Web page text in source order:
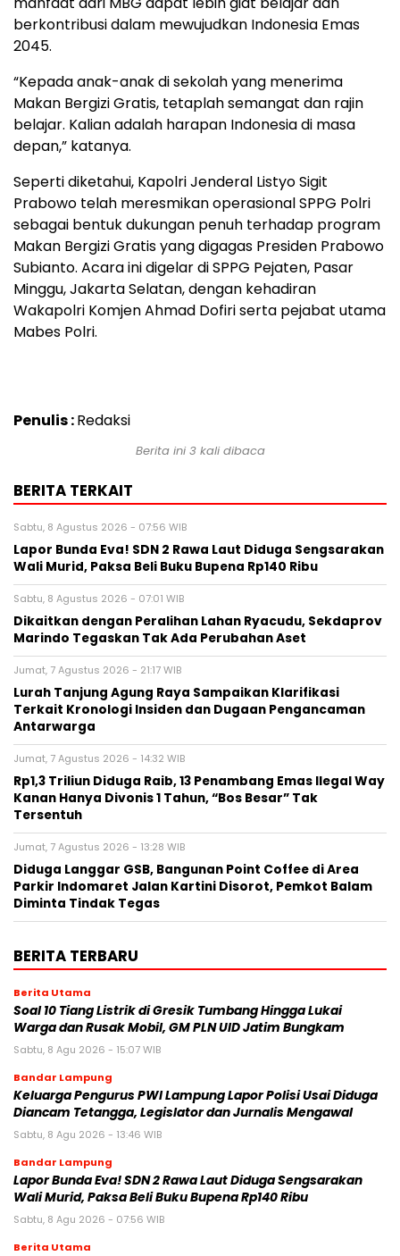
berkontribusi dalam mewujudkan Indonesia Emas
2045.
“Kepada anak-anak di sekolah yang menerima
Makan Bergizi Gratis, tetaplah semangat dan rajin
belajar. Kalian adalah harapan Indonesia di masa
depan,” katanya.
Seperti diketahui, Kapolri Jenderal Listyo Sigit
Prabowo telah meresmikan operasional SPPG Polri
sebagai bentuk dukungan penuh terhadap program
Makan Bergizi Gratis yang digagas Presiden Prabowo
Subianto. Acara ini digelar di SPPG Pejaten, Pasar
Minggu, Jakarta Selatan, dengan kehadiran
Wakapolri Komjen Ahmad Dofiri serta pejabat utama
Mabes Polri.
Penulis :Redaksi
Berita ini 3 kali dibaca
BERITA TERKAIT
Sabtu, 8 Agustus 2026 - 07:56 WIB
Lapor Bunda Eva! SDN 2 Rawa Laut Diduga Sengsarakan
Wali Murid, Paksa Beli Buku Bupena Rp140 Ribu
Sabtu, 8 Agustus 2026 - 07:01 WIB
Dikaitkan dengan Peralihan Lahan Ryacudu, Sekdaprov
Marindo Tegaskan Tak Ada Perubahan Aset
Jumat, 7 Agustus 2026 - 21:17 WIB
Lurah Tanjung Agung Raya Sampaikan Klarifikasi
Terkait Kronologi Insiden dan Dugaan Pengancaman
Antarwarga
Jumat, 7 Agustus 2026 - 14:32 WIB
Rp1,3 Triliun Diduga Raib, 13 Penambang Emas Ilegal Way
Kanan Hanya Divonis 1 Tahun, “Bos Besar” Tak
Tersentuh
Jumat, 7 Agustus 2026 - 13:28 WIB
Diduga Langgar GSB, Bangunan Point Coffee di Area
Parkir Indomaret Jalan Kartini Disorot, Pemkot Balam
Diminta Tindak Tegas
BERITA TERBARU
Berita Utama
Soal 10 Tiang Listrik di Gresik Tumbang Hingga Lukai
Warga dan Rusak Mobil, GM PLN UID Jatim Bungkam
Sabtu, 8 Agu 2026 - 15:07 WIB
Bandar Lampung
Keluarga Pengurus PWI Lampung Lapor Polisi Usai Diduga
Diancam Tetangga, Legislator dan Jurnalis Mengawal
Sabtu, 8 Agu 2026 - 13:46 WIB
Bandar Lampung
Lapor Bunda Eva! SDN 2 Rawa Laut Diduga Sengsarakan
Wali Murid, Paksa Beli Buku Bupena Rp140 Ribu
Sabtu, 8 Agu 2026 - 07:56 WIB
Berita Utama